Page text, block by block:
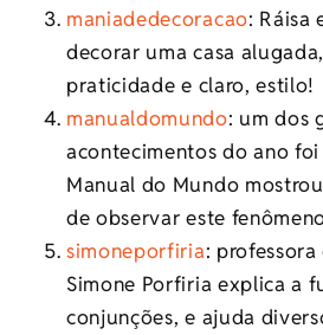
maniadedecoracao: Ráisa
decorar uma casa
praticidade e claro, estilo!
manualdomundo: um dos
acontecimentos do ano foi
Manual do Mundo
de observar este
simoneporfiria:
Simone Porfiria explica a
conjunções, e ajuda